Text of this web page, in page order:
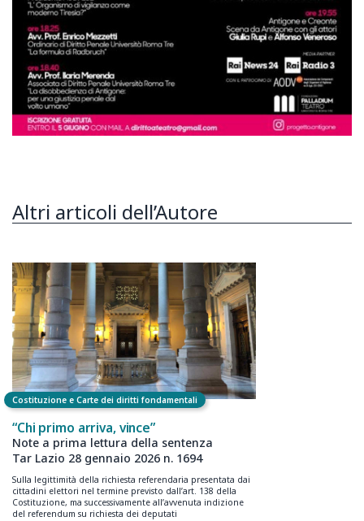
Altri articoli dell’Autore
Costituzione e Carte dei diritti fondamentali
“Chi primo arriva, vince”
Note a prima lettura della sentenza
Tar Lazio 28 gennaio 2026 n. 1694
Sulla legittimità della richiesta referendaria presentata dai
cittadini elettori nel termine previsto dall’art. 138 della
Costituzione, ma successivamente all’avvenuta indizione
del referendum su richiesta dei deputati